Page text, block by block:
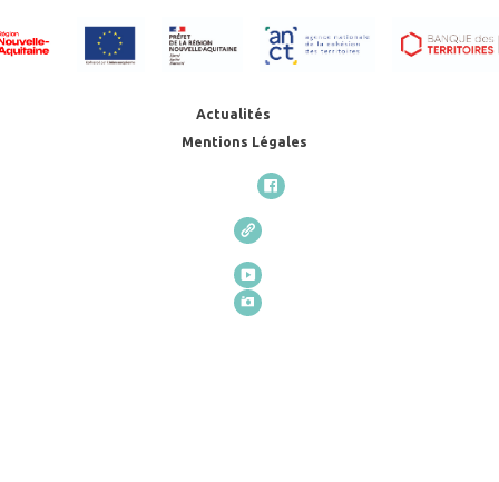
Actualités
Mentions Légales